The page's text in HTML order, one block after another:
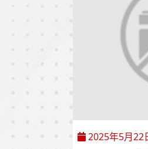
2025年5月22